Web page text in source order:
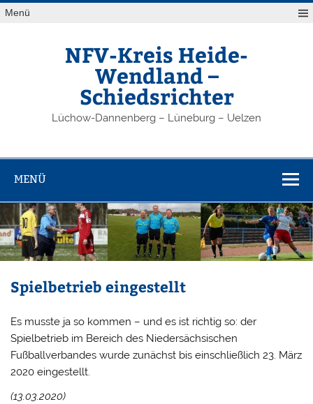
Zum
Inhalt
Menü
NFV-Kreis Heide-
Wendland –
Schiedsrichter
Lüchow-Dannenberg – Lüneburg – Uelzen
MENÜ
Spielbetrieb eingestellt
Es musste ja so kommen – und es ist richtig so: der
Spielbetrieb im Bereich des Niedersächsischen
Fußballverbandes wurde zunächst bis einschließlich 23. März
2020 eingestellt.
(13.03.2020)